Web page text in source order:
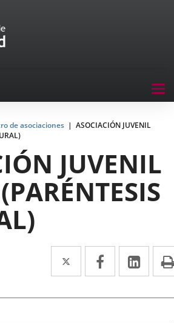
de asociaciones
ASOCIACIÓN JUVENIL
JUVENIL
Twitter
Enlace
a
una
Facebook
Enlace
a
una
a
una